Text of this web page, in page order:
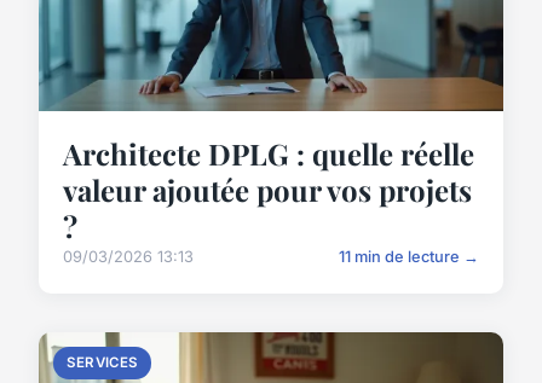
Architecte DPLG : quelle réelle
valeur ajoutée pour vos projets
?
09/03/2026 13:13 11 min de lecture →
SERVICES